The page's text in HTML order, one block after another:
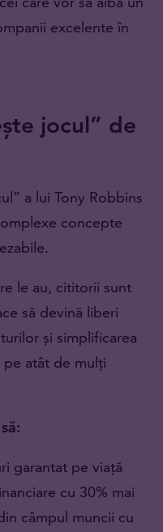
excelente în
jocul” de
a lui Tony Robbins
concepte
le au, cititorii sunt
să devină liberi
și simplificarea
atât de mulți
garantat pe viață
cu 30% mai
câmpul muncii cu